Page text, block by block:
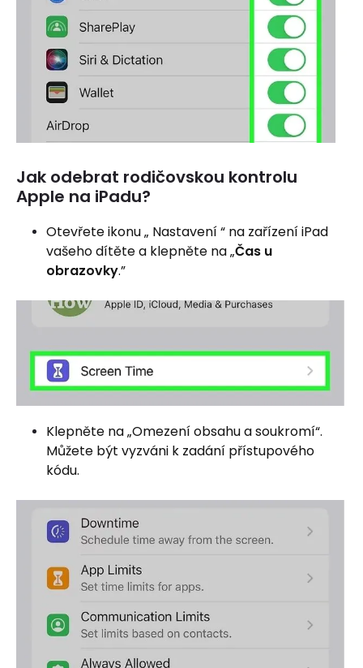
Jak odebrat rodičovskou kontrolu
Apple na iPadu?
Otevřete ikonu „ Nastavení “ na zařízení iPad
vašeho dítěte a klepněte na „Čas u
obrazovky.”
Klepněte na „Omezení obsahu a soukromí“.
Můžete být vyzváni k zadání přístupového
kódu.